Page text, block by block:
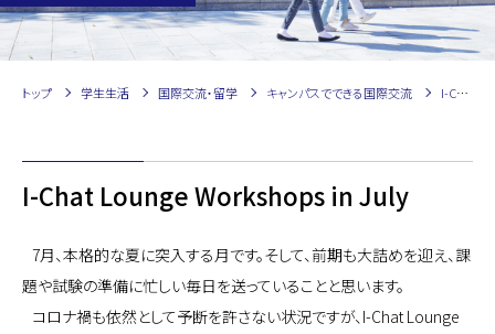
トップ 学生生活 国際交流・留学 キャンパスでできる国際交流 I-Chat Lounge
I-Chat Lounge Workshops in July
7月、本格的な夏に突入する月です。そして、前期も大詰めを迎え、課
題や試験の準備に忙しい毎日を送っていることと思います。
コロナ禍も依然として予断を許さない状況ですが、I-Chat Lounge